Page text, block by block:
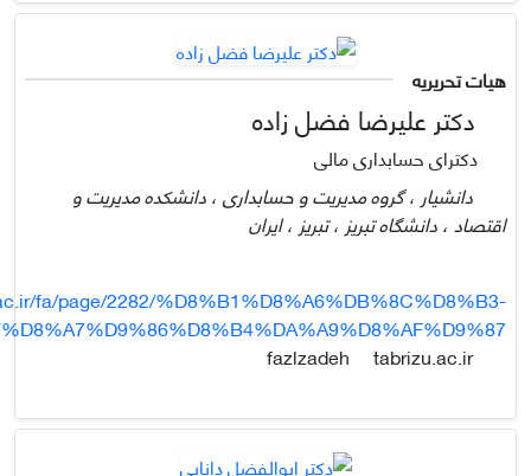
هیات تحریریه
دکتر علیرضا فضل زاده
دکترای حسابداری مالی
دانشیار ، گروه مدیریت و حسابداری ، دانشکده مدیریت و
اقتصاد ، دانشگاه تبریز ، تبریز ، ایران
fa/page/2282/%D8%B1%D8%A6%DB%8C%D8%B3-
fazlzadeh
tabrizu.ac.ir